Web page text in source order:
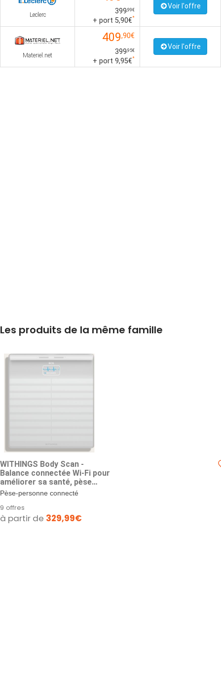
Leclerc 399,99€
+ port 5,90€*
Voir l'offre
Materiel.net
409,90€
399,95€
+ port 9,95€*
Voir l'offre
Les produits de la même famille
WITHINGS Body Scan -
Balance connectée Wi-Fi pour
améliorer sa santé, pèse
personne, analyse de
composition corporelle,
masse graisseuse,
musculaire, hydrique,
Électrocardiogramme, Blanc
Pèse-personne connecté
Découvrez une...
9 offres
à partir de 329,99€